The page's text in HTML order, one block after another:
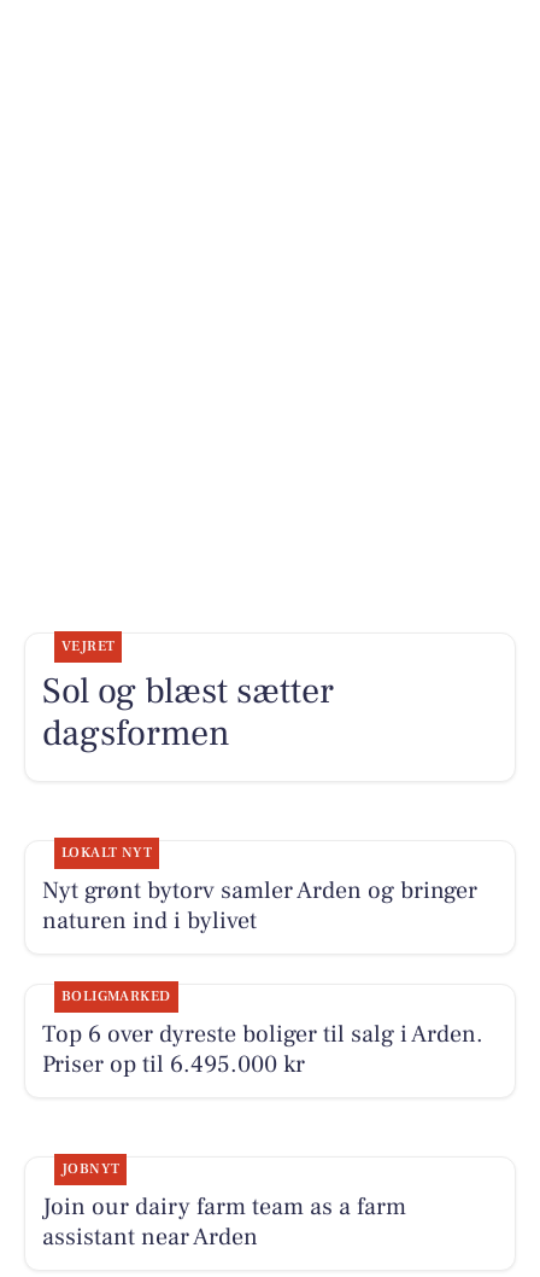
VEJRET
Sol og blæst sætter
dagsformen
LOKALT NYT
Nyt grønt bytorv samler Arden og bringer
naturen ind i bylivet
BOLIGMARKED
Top 6 over dyreste boliger til salg i Arden.
Priser op til 6.495.000 kr
JOBNYT
Join our dairy farm team as a farm
assistant near Arden